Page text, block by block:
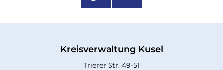
Kreisverwaltung Kusel
Trierer Str. 49-51